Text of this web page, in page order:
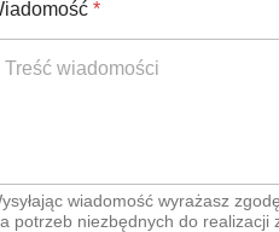
*
wiadomość wyrażasz
potrzeb niezbędnych do realizacji